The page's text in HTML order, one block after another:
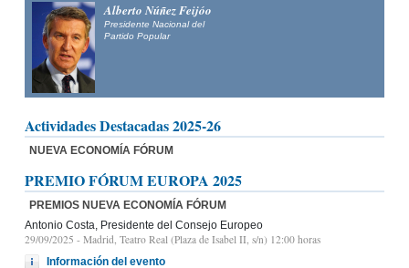
Alberto Núñez Feijóo
Presidente Nacional del
Partido Popular
Actividades Destacadas 2025-26
NUEVA ECONOMÍA FÓRUM
PREMIO FÓRUM EUROPA 2025
PREMIOS NUEVA ECONOMÍA FÓRUM
Antonio Costa, Presidente del Consejo Europeo
29/09/2025 - Madrid, Teatro Real (Plaza de Isabel II, s/n) 12:00 horas
Información del evento